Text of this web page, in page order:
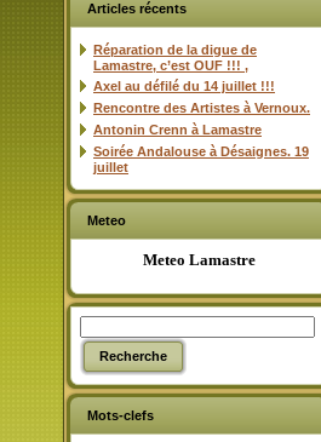
Articles récents
Réparation de la digue de
Lamastre, c’est OUF !!! ,
Axel au défilé du 14 juillet !!!
Rencontre des Artistes à Vernoux.
Antonin Crenn à Lamastre
Soirée Andalouse à Désaignes. 19
juillet
Meteo
Meteo Lamastre
Mots-clefs